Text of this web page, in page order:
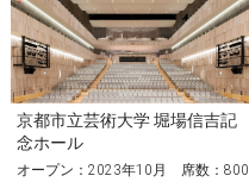
京都市立芸術大学 堀場信吉記
念ホール
オープン：2023年10月 席数：800